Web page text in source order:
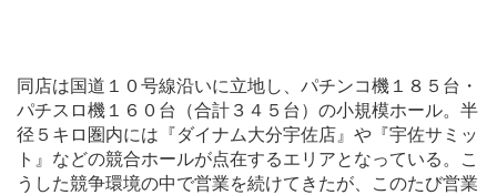
同店は国道１０号線沿いに立地し、パチンコ機１８５台・
パチスロ機１６０台（合計３４５台）の小規模ホール。半
径５キロ圏内には『ダイナム大分宇佐店』や『宇佐サミッ
ト』などの競合ホールが点在するエリアとなっている。こ
うした競争環境の中で営業を続けてきたが、このたび営業